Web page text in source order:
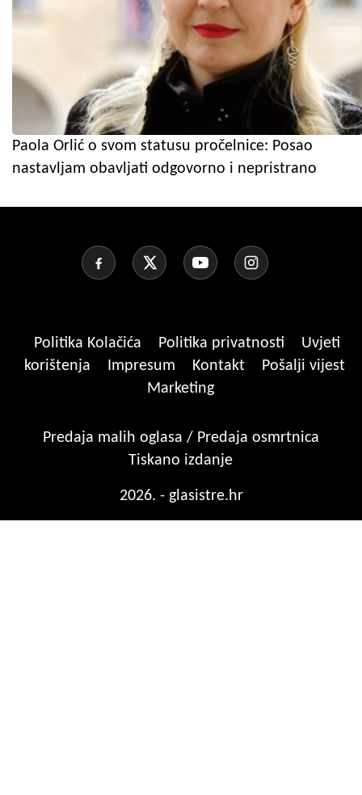
Paola Orlić o svom statusu pročelnice: Posao
nastavljam obavljati odgovorno i nepristrano
Politika Kolačića Politika privatnosti
Uvjeti
korištenja
Impresum Kontakt
Pošalji vijest
Marketing
Predaja malih oglasa / Predaja osmrtnica
Tiskano izdanje
2026. - glasistre.hr